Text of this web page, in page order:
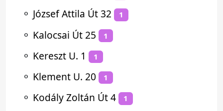
⚬ József Attila Út 32 1
⚬ Kalocsai Út 25 1
⚬ Kereszt U. 1 1
⚬ Klement U. 20 1
⚬ Kodály Zoltán Út 4 1